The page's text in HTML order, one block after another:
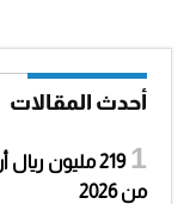
أحدث المقالات
219 مليون
من 2026